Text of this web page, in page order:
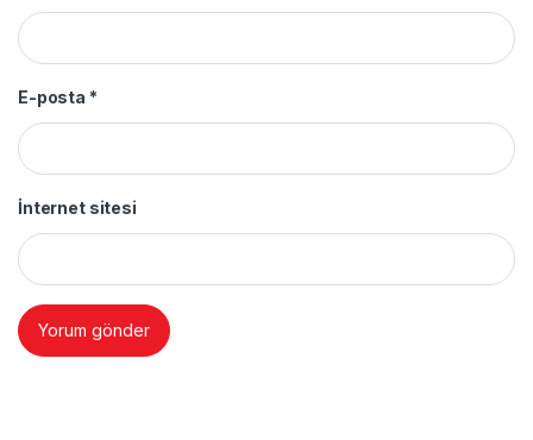
E-posta *
İnternet sitesi